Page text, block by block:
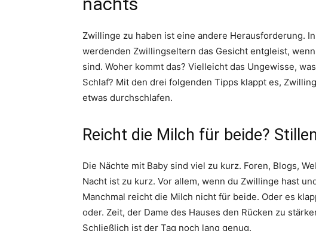
Zwillinge zu haben ist eine andere Herausforderung.
werdenden Zwillingseltern das Gesicht entgleist,
sind. Woher kommt das? Vielleicht das Ungewisse,
Schlaf? Mit den drei folgenden Tipps klappt es,
etwas durchschlafen.
Reicht die Milch für beide?
Die Nächte mit Baby sind viel zu kurz. Foren, Blogs,
Nacht ist zu kurz. Vor allem, wenn du Zwillinge hast
Manchmal reicht die Milch nicht für beide. Oder es
oder. Zeit, der Dame des Hauses den Rücken zu
Schließlich ist der Tag noch lang genug.